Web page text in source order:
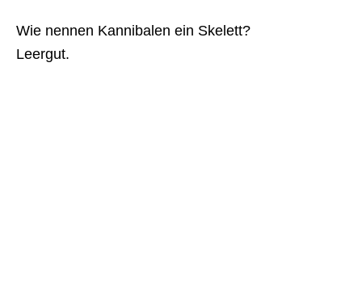
Wie nennen Kannibalen ein Skelett?
Leergut.